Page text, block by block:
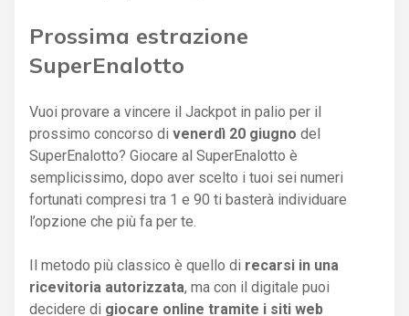
Prossima estrazione
SuperEnalotto
Vuoi provare a vincere il Jackpot in palio per il
prossimo concorso di venerdì 20 giugno del
SuperEnalotto? Giocare al SuperEnalotto è
semplicissimo, dopo aver scelto i tuoi sei numeri
fortunati compresi tra 1 e 90 ti basterà individuare
l’opzione che più fa per te.
Il metodo più classico è quello di recarsi in una
ricevitoria autorizzata, ma con il digitale puoi
decidere di giocare online tramite i siti web